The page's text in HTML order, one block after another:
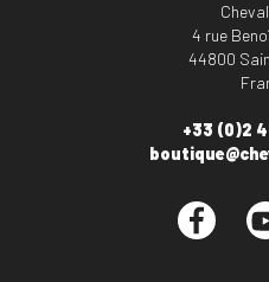
4 rue
44800
+33 (0)2